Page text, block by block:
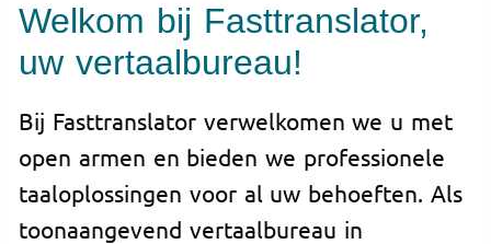
Welkom bij Fasttranslator,
uw vertaalbureau!
Bij Fasttranslator verwelkomen we u met
open armen en bieden we professionele
taaloplossingen voor al uw behoeften. Als
toonaangevend vertaalbureau in